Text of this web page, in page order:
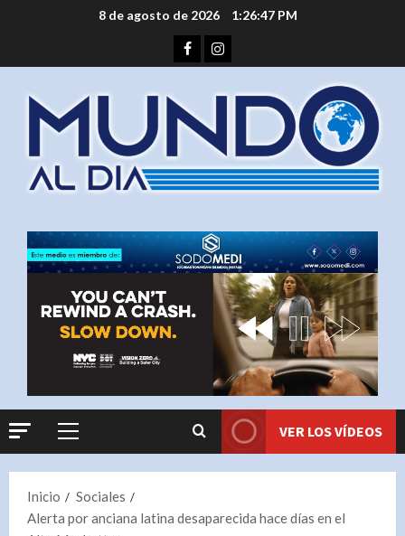
8 de agosto de 2026 1:26:47 PM
FacebookInstagram
Menú
VER LOS VÍDEOS
Inicio
Sociales
Alerta por anciana latina desaparecida hace días en el